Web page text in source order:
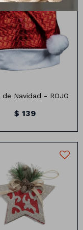
de Navidad - ROJO
$ 139
Decorativa Navideña
Medidas: 14cm